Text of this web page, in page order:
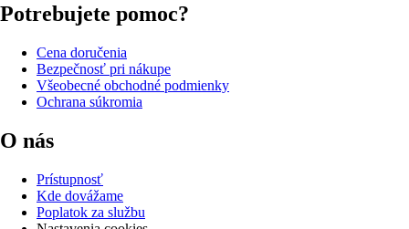
Potrebujete pomoc?
Cena doručenia
Bezpečnosť pri nákupe
Všeobecné obchodné podmienky
Ochrana súkromia
O nás
Prístupnosť
Kde dovážame
Poplatok za službu